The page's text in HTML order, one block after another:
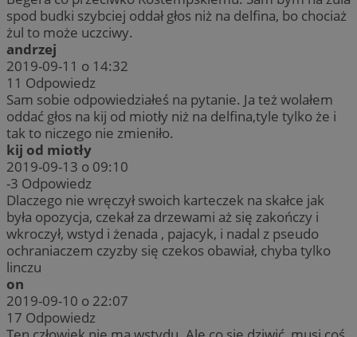
spod budki szybciej oddał głos niż na delfina, bo chociaż
żul to może uczciwy.
andrzej
2019-09-11 o 14:32
11 Odpowiedz
Sam sobie odpowiedziałeś na pytanie. Ja też wolałem
oddać głos na kij od miotły niż na delfina,tyle tylko że i
tak to niczego nie zmieniło.
kij od miotły
2019-09-13 o 09:10
-3 Odpowiedz
Dlaczego nie wręczył swoich karteczek na skałce jak
była opozycja, czekał za drzewami aż się zakończy i
wkroczył, wstyd i żenada , pajacyk, i nadal z pseudo
ochraniaczem czyzby się czekos obawiał, chyba tylko
linczu
on
2019-09-10 o 22:07
17 Odpowiedz